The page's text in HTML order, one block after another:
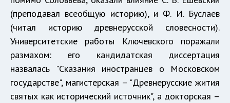
(преподавал всеобщую историю), и Ф. И. Буслаев
(читал историю древнерусской словесности).
Университетские работы Ключевского поражали
размахом: его кандидатская диссертация
назвалась "Сказания иностранцев о Московском
государстве", магистерская – "Древнерусские жития
святых как исторический источник", а докторская –